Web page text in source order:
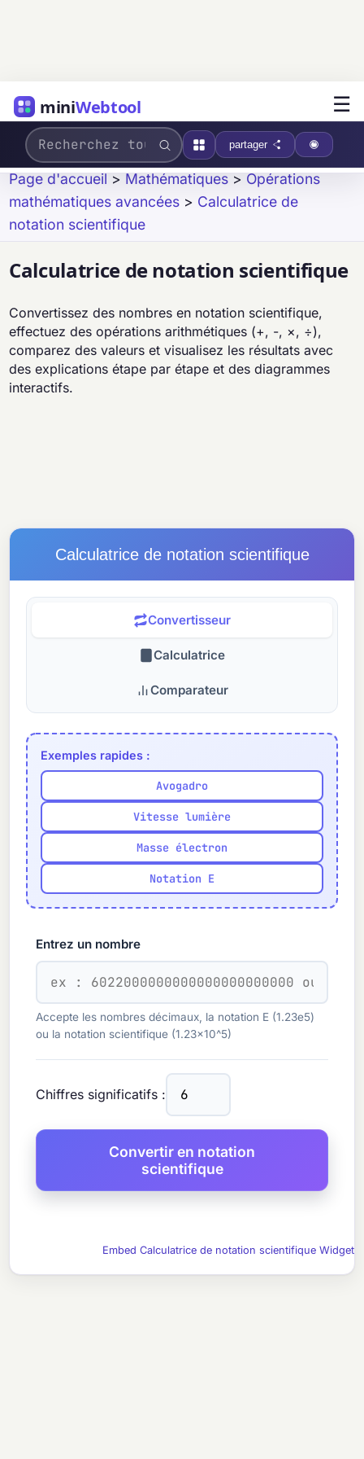
miniWebtool ☰
partager
Page d'accueil > Mathématiques > Opérations
mathématiques avancées > Calculatrice de
notation scientifique
Calculatrice de notation scientifique
Convertissez des nombres en notation scientifique,
effectuez des opérations arithmétiques (+, -, ×, ÷),
comparez des valeurs et visualisez les résultats avec
des explications étape par étape et des diagrammes
interactifs.
Calculatrice de notation scientifique
Convertisseur
Calculatrice
Comparateur
Exemples rapides :
Avogadro
Vitesse lumière
Masse électron
Notation E
Entrez un nombre
Accepte les nombres décimaux, la notation E (1.23e5)
ou la notation scientifique (1.23×10^5)
Chiffres significatifs :
Embed Calculatrice de notation scientifique Widget